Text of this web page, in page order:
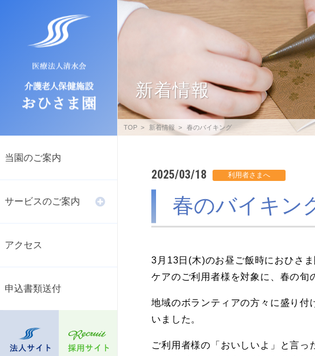
当園のご案内
サービスのご案内
アクセス
申込書類送付
新着情報
TOP 新着情報 春のバイキング
2025/03/18
春のバイキン
3月13日(木)のお昼ご飯時におひさ
ケアのご利用者様を対象に、春の旬
地域のボランティアの方々に盛り付
いました。
ご利用者様の「おいしいよ」と言